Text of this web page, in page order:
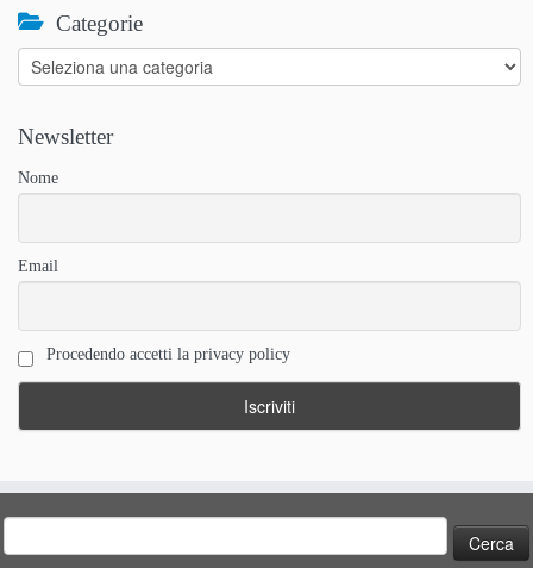
Categorie
Categorie
Newsletter
Nome
Email
Procedendo accetti la privacy policy
per: